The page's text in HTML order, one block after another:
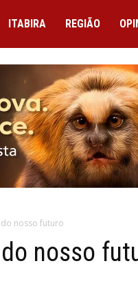
ITABIRA REGIÃO
nosso futuro
nosso